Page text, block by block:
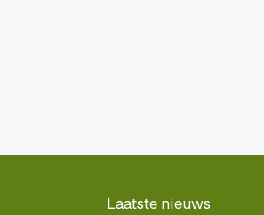
Laatste nieuws